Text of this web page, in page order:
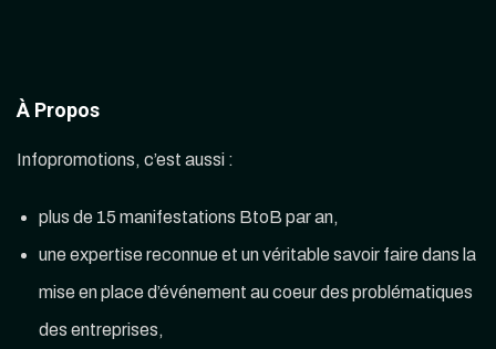
À Propos
Infopromotions, c’est aussi :
plus de 15 manifestations BtoB par an,
une expertise reconnue et un véritable savoir faire dans la
mise en place d’événement au coeur des problématiques
des entreprises,